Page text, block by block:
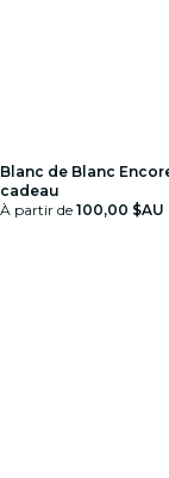
Blanc de Blanc
cadeau
À partir de 100,00 $AU